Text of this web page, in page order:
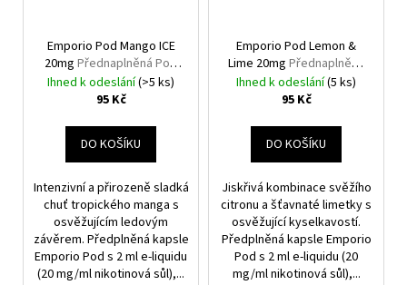
Emporio Pod Mango ICE
20mg Přednaplněná Pod
Cartridge
Ihned k odeslání(>5 ks)
95 Kč
DO KOŠÍKU
Intenzivní a přirozeně sladká
chuť tropického manga s
osvěžujícím ledovým
závěrem. Předplněná kapsle
Emporio Pod s 2 ml e-liquidu
(20 mg/ml nikotinová sůl),...
Emporio Pod Lemon &
Lime 20mg Přednaplněná
Pod Cartridge
Ihned k odeslání(5 ks)
95 Kč
DO KOŠÍKU
Jiskřivá kombinace svěžího
citronu a šťavnaté limetky s
osvěžující kyselkavostí.
Předplněná kapsle Emporio
Pod s 2 ml e-liquidu (20
mg/ml nikotinová sůl),...